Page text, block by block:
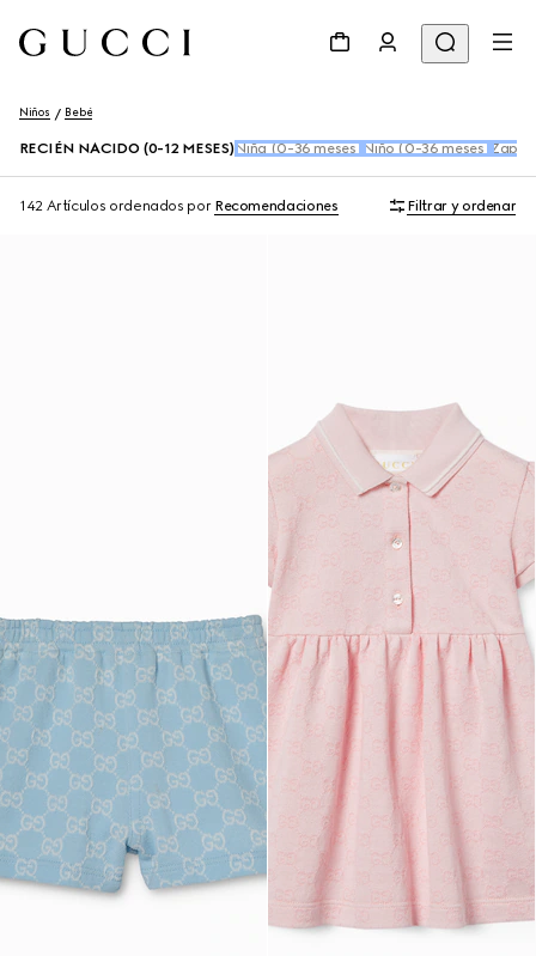
Niños Bebé
RECIÉN NACIDO (0-12 MESES) Niña (0-36 meses) Niño (0-36 meses)
142 Artículos ordenados por Recomendaciones Filtrar y ordenar